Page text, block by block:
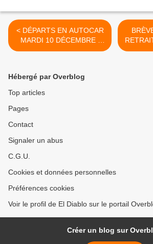
< DÉPARTS EN AUTOCAR
MARDI 10 DÉCEMBRE :
dans L’ESSONNE on
Hébergé par Overblog
Top articles
Pages
Contact
Signaler un abus
C.G.U.
Cookies et données personnelles
Préférences cookies
Voir le profil de El Diablo sur le portail
Créer un blog sur